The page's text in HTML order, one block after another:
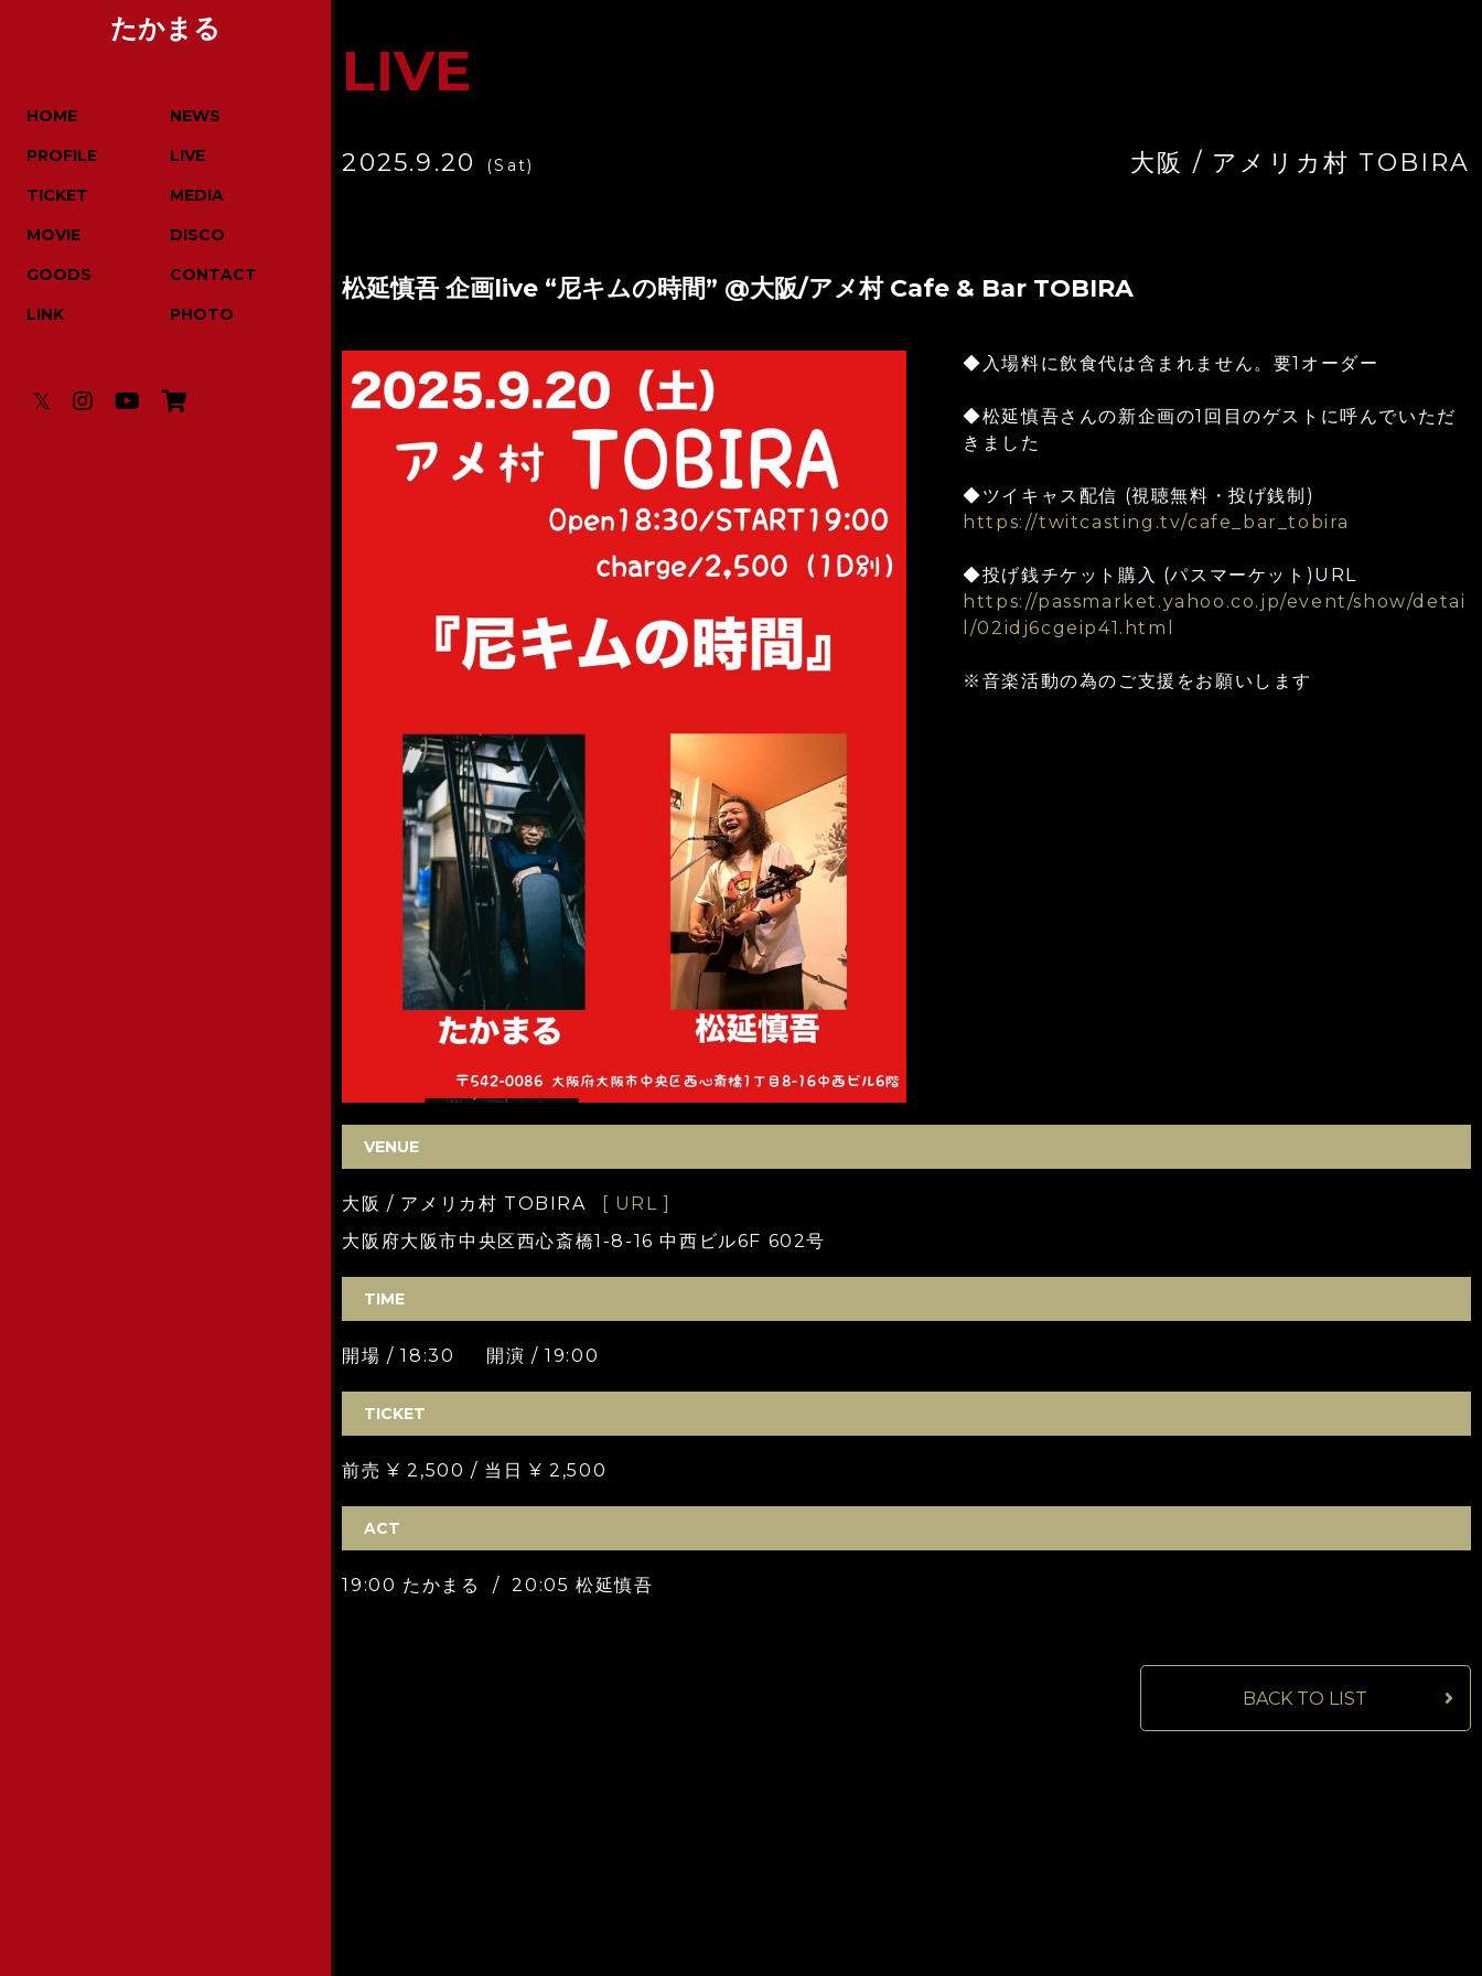
たかまる
HOME
NEWS
PROFILE
LIVE
TICKET
MEDIA
MOVIE
DISCO
GOODS
CONTACT
LINK
PHOTO
𝕏
LIVE
2025.9.20 (Sat) 大阪 / アメリカ村 TOBIRA
松延慎吾 企画live “尼キムの時間” @大阪/アメ村 Cafe & Bar TOBIRA
◆入場料に飲食代は含まれません。要1オーダー
◆松延慎吾さんの新企画の1回目のゲストに呼んでいただ
きました
◆ツイキャス配信 (視聴無料・投げ銭制)
https://twitcasting.tv/cafe_bar_tobira
◆投げ銭チケット購入 (パスマーケット)URL
https://passmarket.yahoo.co.jp/event/show/detai
l/02idj6cgeip41.html
※音楽活動の為のご支援をお願いします
VENUE
大阪 / アメリカ村 TOBIRA
[ URL ]
大阪府大阪市中央区西心斎橋1-8-16 中西ビル6F 602号
TIME
開場 / 18:30 開演 / 19:00
TICKET
前売 ¥ 2,500 / 当日 ¥ 2,500
ACT
19:00 たかまる / 20:05 松延慎吾
BACK TO LIST